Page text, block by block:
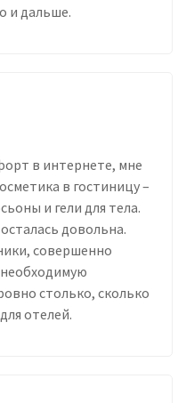
и дальше.
в интернете, мне
в гостиницу –
и гели для тела.
довольна.
совершенно
столько, сколько
отелей.